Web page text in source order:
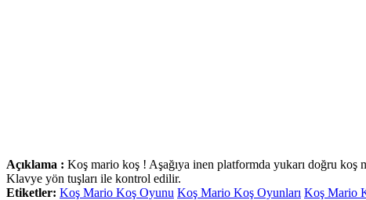
Açıklama : Koş mario koş ! Aşağıya inen platformda yukarı doğru
Klavye yön tuşları ile kontrol edilir.
Etiketler: Koş Mario Koş Oyunu Koş Mario Koş Oyunları Koş Mario